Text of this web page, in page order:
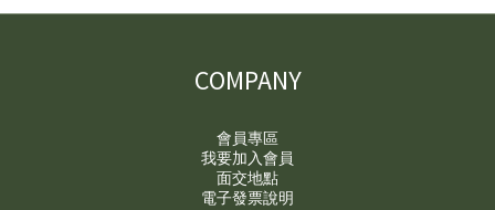
COMPANY
會員專區
我要加入會員
面交地點
電子發票說明